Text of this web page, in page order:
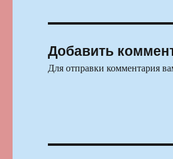
Добавить
Для отправки комментария